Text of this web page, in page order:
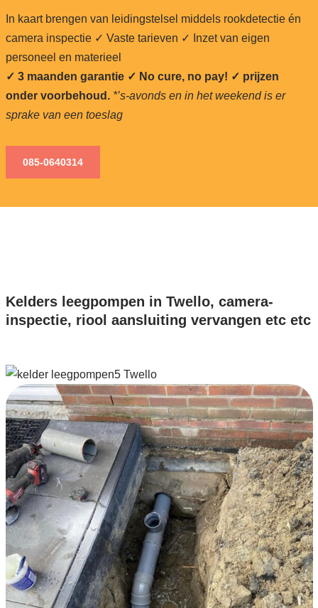
In kaart brengen van leidingstelsel middels rookdetectie én
camera inspectie ✓ Vaste tarieven ✓ Inzet van eigen
personeel en materieel
✓ 3 maanden garantie ✓ No cure, no pay! ✓ prijzen
onder voorbehoud. *’s-avonds en in het weekend is er
sprake van een toeslag
085-0640314
Kelders leegpompen in Twello, camera-
inspectie, riool aansluiting vervangen etc etc